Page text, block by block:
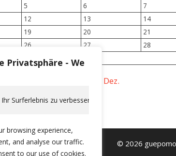
Privatsphäre - We
Surferlebnis zu verbessern, personalisierte
browsing experience,
and analyse our traffic.
to our use of cookies.
5 6 7
12 13 14
19 20 21
26 27 28
« Dez.
© 2026 guepomo